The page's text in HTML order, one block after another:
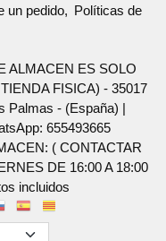
un pedido
Políticas de
ALMACEN ES SOLO
FISICA) - 35017
Palmas - (España) |
655493665
( CONTACTAR
DE 16:00 A 18:00
incluidos